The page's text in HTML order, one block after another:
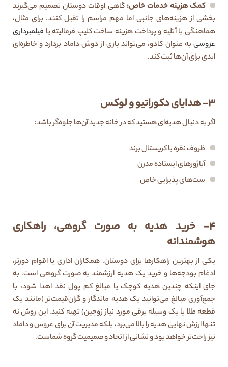
کمک هزینه خدمات خاص: گاهی اوقات دوستان تصمیم می‌گیرند
بخشی از هزینه‌های جانبی اما مهم مراسم را تقبل کنند. برای مثال،
هماهنگی با آتلیه و پرداخت هزینه ساخت کلیپ فرمالیته یا فیلمبرداری
عروسی به عنوان کادو، می‌تواند باری از دوش داماد بردارد و خاطره‌ای
ابدی برای آن‌ها ثبت کند.
۳- هدایای دکوراتیو و لوکس
اگر به دنبال هدیه‌ای هستید که در خانه جدید آن‌ها جلوه‌گر باشد:
ظروف نقره یا کریستال برند
آباژورهای ایستاده مدرن
ست‌های پذیرایی خاص
۴- خرید هدیه به صورت گروهی، راهکاری
هوشمندانه
یکی از بهترین راهکارها برای دوستان، همکاران اداری یا اقوام دورتر،
ادغام بودجه‌ها و خرید یک هدیه ارزشمند به صورت گروهی است. به
جای اینکه چندین هدیه کوچک یا مبالغ کم پول نقد اهدا شود، با
جمع‌آوری مبالغ می‌توانید یک هدیه ماندگار و گران‌قیمت‌تر (مانند یک
قطعه طلا یا یک وسیله برقی مورد نیاز زوجین) تهیه کنید. این روش نه
تنها ارزش نهایی هدیه را بالا می‌برد، بلکه مدیریت آن برای عروس و داماد
نیز راحت‌تر خواهد بود و نشانی از اتحاد و صمیمیت گروه شماست.